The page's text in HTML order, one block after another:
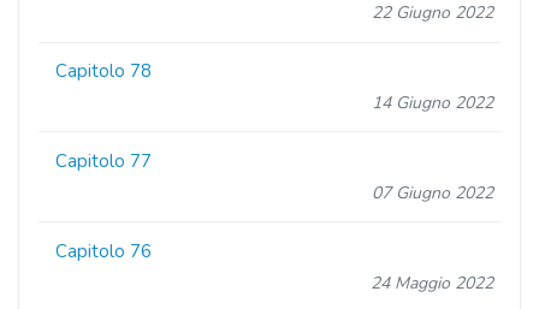
22 Giugno 2022
Capitolo 78
14 Giugno 2022
Capitolo 77
07 Giugno 2022
Capitolo 76
24 Maggio 2022